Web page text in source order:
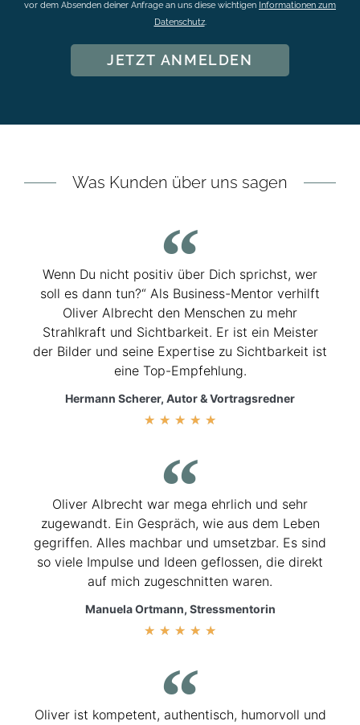
vor dem Absenden deiner Anfrage an uns diese wichtigen Informationen zum
Datenschutz.
JETZT ANMELDEN
Was Kunden über uns sagen
Wenn Du nicht positiv über Dich sprichst, wer
soll es dann tun?“ Als Business-Mentor verhilft
Oliver Albrecht den Menschen zu mehr
Strahlkraft und Sichtbarkeit. Er ist ein Meister
der Bilder und seine Expertise zu Sichtbarkeit ist
eine Top-Empfehlung.
Hermann Scherer, Autor & Vortragsredner
★ ★ ★ ★ ★
Oliver Albrecht war mega ehrlich und sehr
zugewandt. Ein Gespräch, wie aus dem Leben
gegriffen. Alles machbar und umsetzbar. Es sind
so viele Impulse und Ideen geflossen, die direkt
auf mich zugeschnitten waren.
Manuela Ortmann, Stressmentorin
★ ★ ★ ★ ★
Oliver ist kompetent, authentisch, humorvoll und